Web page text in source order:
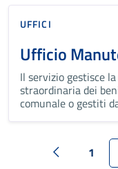
UFFICI
Ufficio
Il servizio gestisce
straordinaria dei
comunale o gestiti
1